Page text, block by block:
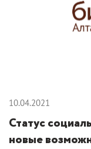
10.04.2021
Статус
новые